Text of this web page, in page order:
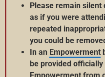
Please remain
as if you were
repeated
you could be
In an Empowerment
be provided